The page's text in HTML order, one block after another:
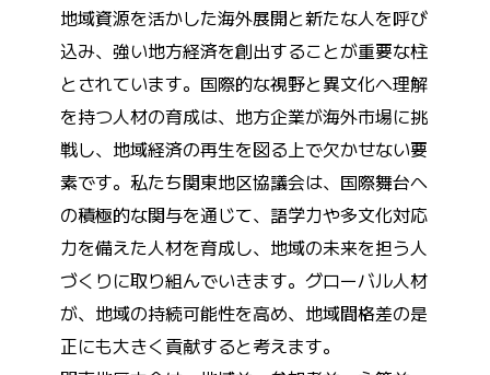
地域資源を活かした海外展開と新たな人を呼び
込み、強い地方経済を創出することが重要な柱
とされています。国際的な視野と異文化へ理解
を持つ人材の育成は、地方企業が海外市場に挑
戦し、地域経済の再生を図る上で欠かせない要
素です。私たち関東地区協議会は、国際舞台へ
の積極的な関与を通じて、語学力や多文化対応
力を備えた人材を育成し、地域の未来を担う人
づくりに取り組んでいきます。グローバル人材
が、地域の持続可能性を高め、地域間格差の是
正にも大きく貢献すると考えます。